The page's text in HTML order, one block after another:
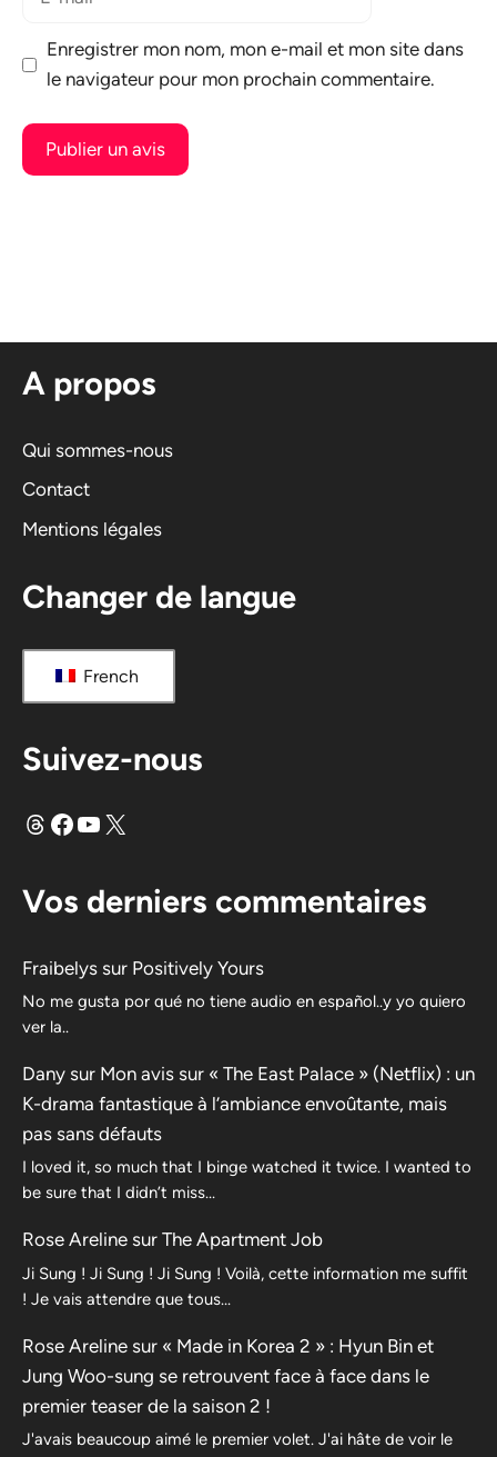
Enregistrer mon nom, mon e-mail et mon site dans
le navigateur pour mon prochain commentaire.
a
i
e
:
A propos
Qui sommes-nous
Contact
Mentions légales
Changer de langue
French
Suivez-nous
FilsFacebook
YouTube
X
Vos derniers commentaires
Fraibelys sur Positively Yours
No me gusta por qué no tiene audio en español..y yo quiero
ver la..
Dany sur Mon avis sur « The East Palace » (Netflix) : un
K-drama fantastique à l’ambiance envoûtante, mais
pas sans défauts
I loved it, so much that I binge watched it twice. I wanted to
be sure that I didn’t miss…
Rose Areline sur The Apartment Job
Ji Sung ! Ji Sung ! Ji Sung ! Voilà, cette information me suffit
! Je vais attendre que tous…
Rose Areline sur « Made in Korea 2 » : Hyun Bin et
Jung Woo-sung se retrouvent face à face dans le
premier teaser de la saison 2 !
J'avais beaucoup aimé le premier volet. J'ai hâte de voir le